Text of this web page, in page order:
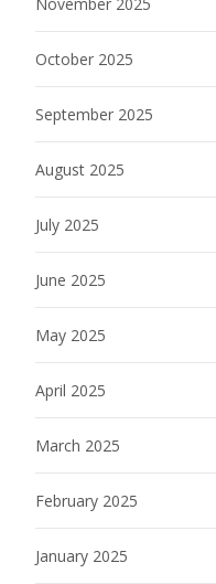
October 2025
September 2025
August 2025
July 2025
June 2025
May 2025
April 2025
March 2025
February 2025
January 2025